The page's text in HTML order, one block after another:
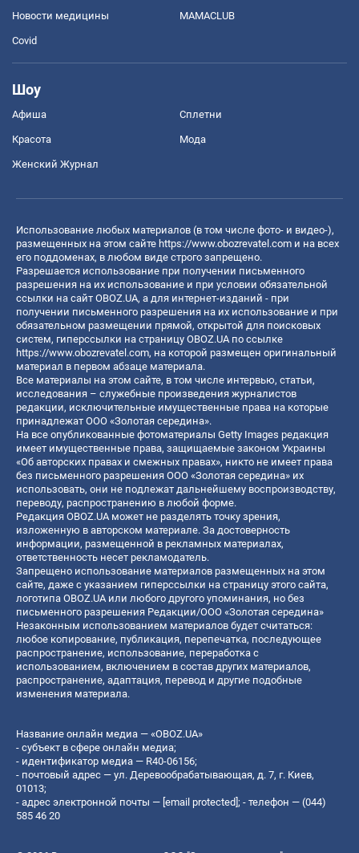
Новости медицины MAMACLUB
Covid
Шоу
Афиша Сплетни
Красота Мода
Женский Журнал
Использование любых материалов (в том числе фото- и видео-),
размещенных на этом сайте https://www.obozrevatel.com и на всех
его поддоменах, в любом виде строго запрещено.
Разрешается использование при получении письменного
разрешения на их использование и при условии обязательной
ссылки на сайт OBOZ.UA, а для интернет-изданий - при
получении письменного разрешения на их использование и при
обязательном размещении прямой, открытой для поисковых
систем, гиперссылки на страницу OBOZ.UA по ссылке
https://www.obozrevatel.com, на которой размещен оригинальный
материал в первом абзаце материала.
Все материалы на этом сайте, в том числе интервью, статьи,
исследования – служебные произведения журналистов
редакции, исключительные имущественные права на которые
принадлежат ООО «Золотая середина».
На все опубликованные фотоматериалы Getty Images редакция
имеет имущественные права, защищаемые законом Украины
«Об авторских правах и смежных правах», никто не имеет права
без письменного разрешения ООО «Золотая середина» их
использовать, они не подлежат дальнейшему воспроизводству,
переводу, распространению в любой форме.
Редакция OBOZ.UA может не разделять точку зрения,
изложенную в авторском материале. За достоверность
информации, размещенной в рекламных материалах,
ответственность несет рекламодатель.
Запрещено использование материалов размещенных на этом
сайте, даже с указанием гиперссылки на страницу этого сайта,
логотипа OBOZ.UA или любого другого упоминания, но без
письменного разрешения Редакции/ООО «Золотая середина»
Незаконным использованием материалов будет считаться:
любое копирование, публикация, перепечатка, последующее
распространение, использование, переработка с
использованием, включением в состав других материалов,
распространение, адаптация, перевод и другие подобные
изменения материала.
Название онлайн медиа — «OBOZ.UA»
- субъект в сфере онлайн медиа;
- идентификатор медиа — R40-06156;
- почтовый адрес — ул. Деревообрабатывающая, д. 7, г. Киев,
01013;
- адрес электронной почты — [email protected]; - телефон — (044)
585 46 20